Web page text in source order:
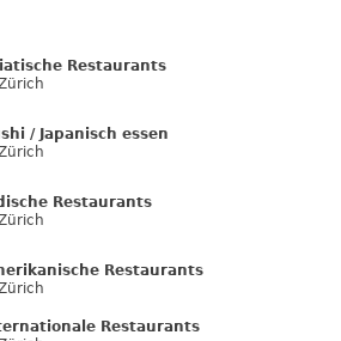
Restaurants
/ Japanisch essen
Restaurants
Restaurants
Restaurants